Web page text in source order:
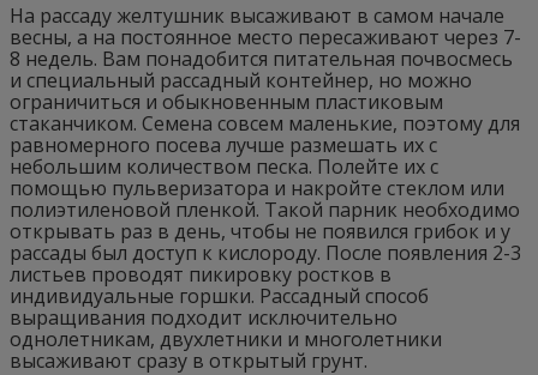
На рассаду желтушник высаживают в самом начале
весны, а на постоянное место пересаживают через 7-
8 недель. Вам понадобится питательная почвосмесь
и специальный рассадный контейнер, но можно
ограничиться и обыкновенным пластиковым
стаканчиком. Семена совсем маленькие, поэтому для
равномерного посева лучше размешать их с
небольшим количеством песка. Полейте их с
помощью пульверизатора и накройте стеклом или
полиэтиленовой пленкой. Такой парник необходимо
открывать раз в день, чтобы не появился грибок и у
рассады был доступ к кислороду. После появления 2-3
листьев проводят пикировку ростков в
индивидуальные горшки. Рассадный способ
выращивания подходит исключительно
однолетникам, двухлетники и многолетники
высаживают сразу в открытый грунт.